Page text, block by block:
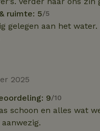
ruimte: 5/5
gelegen aan het
2025
9/10
schoon en alles wat